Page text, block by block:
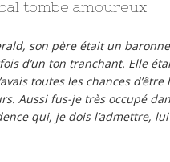
tombe amoureux
son père était un
d’un ton tranchant. Elle
toutes les chances d’être
Aussi fus-je très occupé
qui, je dois l’admettre,